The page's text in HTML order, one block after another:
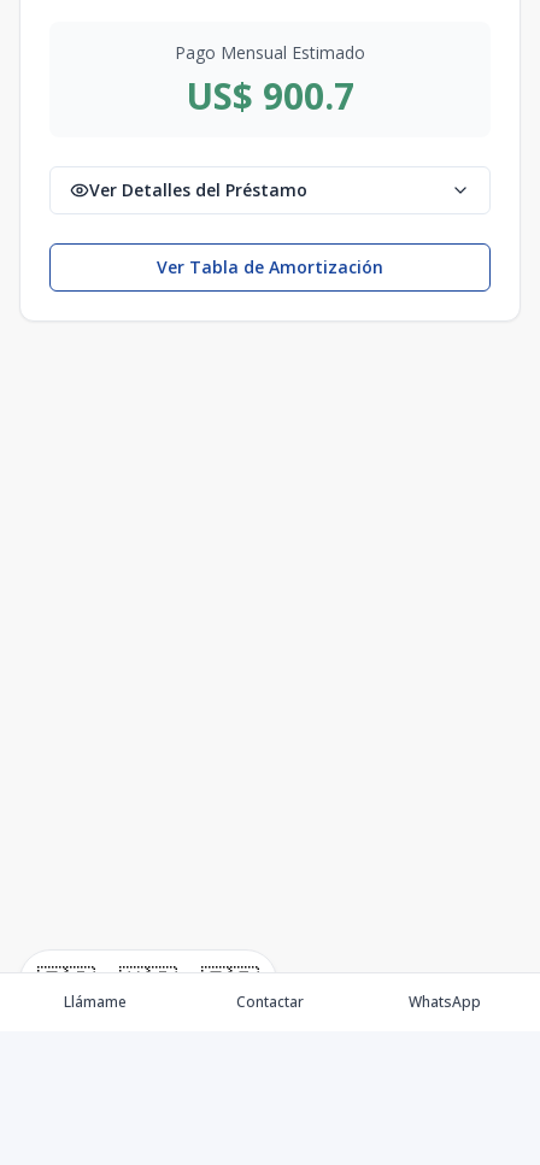
🇪🇸 🇺🇸 🇫🇷
Pago Mensual Estimado
US$ 900.7
Ver Detalles del Préstamo
Ver Tabla de Amortización
Llámame Contactar WhatsApp